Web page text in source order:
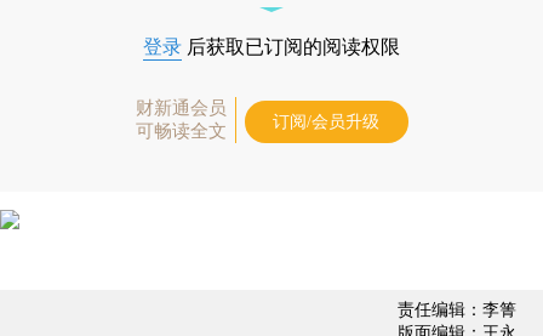
登录 后获取已订阅的阅读权限
财新通会员
可畅读全文
订阅/会员升级
责任编辑：李箐